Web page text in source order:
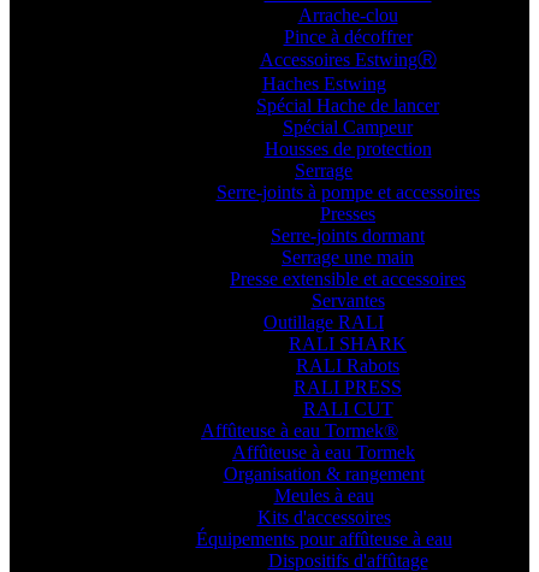
Arrache-clou
Pince à décoffrer
Accessoires EstwingⓇ
Haches Estwing
Spécial Hache de lancer
Spécial Campeur
Housses de protection
Serrage
Serre-joints à pompe et accessoires
Presses
Serre-joints dormant
Serrage une main
Presse extensible et accessoires
Servantes
Outillage RALI
RALI SHARK
RALI Rabots
RALI PRESS
RALI CUT
Affûteuse à eau Tormek®
Affûteuse à eau Tormek
Organisation & rangement
Meules à eau
Kits d'accessoires
Équipements pour affûteuse à eau
Dispositifs d'affûtage